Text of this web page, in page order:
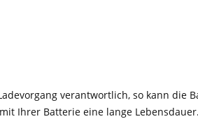
verantwortlich, so kann die
Ihrer Batterie eine lange Lebensdauer.